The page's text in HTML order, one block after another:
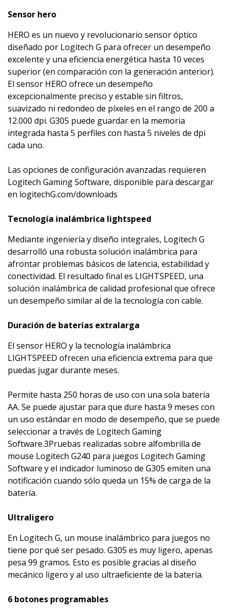
Sensor hero
HERO es un nuevo y revolucionario sensor óptico
diseñado por Logitech G para ofrecer un desempeño
excelente y una eficiencia energética hasta 10 veces
superior (en comparación con la generación anterior).
El sensor HERO ofrece un desempeño
excepcionalmente preciso y estable sin filtros,
suavizado ni redondeo de píxeles en el rango de 200 a
12.000 dpi. G305 puede guardar en la memoria
integrada hasta 5 perfiles con hasta 5 niveles de dpi
cada uno.
Las opciones de configuración avanzadas requieren
Logitech Gaming Software, disponible para descargar
en logitechG.com/downloads
Tecnología inalámbrica lightspeed
Mediante ingeniería y diseño integrales, Logitech G
desarrolló una robusta solución inalámbrica para
afrontar problemas básicos de latencia, estabilidad y
conectividad. El resultado final es LIGHTSPEED, una
solución inalámbrica de calidad profesional que ofrece
un desempeño similar al de la tecnología con cable.
Duración de baterías extralarga
El sensor HERO y la tecnología inalámbrica
LIGHTSPEED ofrecen una eficiencia extrema para que
puedas jugar durante meses.
Permite hasta 250 horas de uso con una sola batería
AA. Se puede ajustar para que dure hasta 9 meses con
un uso estándar en modo de desempeño, que se puede
seleccionar a través de Logitech Gaming
Software.3Pruebas realizadas sobre alfombrilla de
mouse Logitech G240 para juegos Logitech Gaming
Software y el indicador luminoso de G305 emiten una
notificación cuando sólo queda un 15% de carga de la
batería.
Ultraligero
En Logitech G, un mouse inalámbrico para juegos no
tiene por qué ser pesado. G305 es muy ligero, apenas
pesa 99 gramos. Esto es posible gracias al diseño
mecánico ligero y al uso ultraeficiente de la batería.
6 botones programables